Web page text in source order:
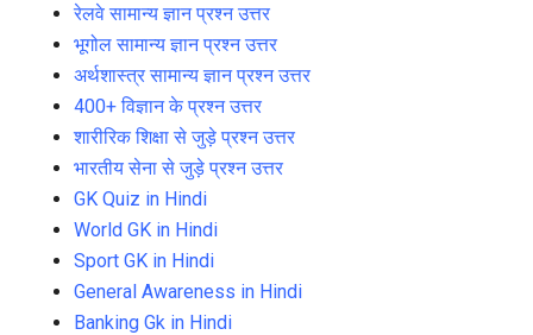
रेलवे सामान्य ज्ञान प्रश्न उत्तर
भूगोल सामान्य ज्ञान प्रश्न उत्तर
अर्थशास्त्र सामान्य ज्ञान प्रश्न उत्तर
400+ विज्ञान के प्रश्न उत्तर
शारीरिक शिक्षा से जुड़े प्रश्न उत्तर
भारतीय सेना से जुड़े प्रश्न उत्तर
GK Quiz in Hindi
World GK in Hindi
Sport GK in Hindi
General Awareness in Hindi
Banking Gk in Hindi